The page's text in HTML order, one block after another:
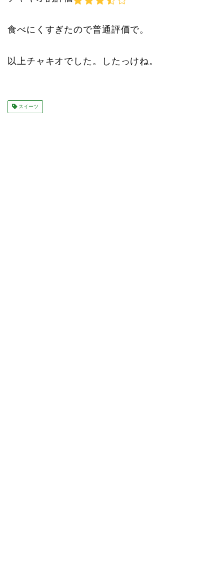
食べにくすぎたので普通評価で。
以上チャキオでした。したっけね。
スイーツ